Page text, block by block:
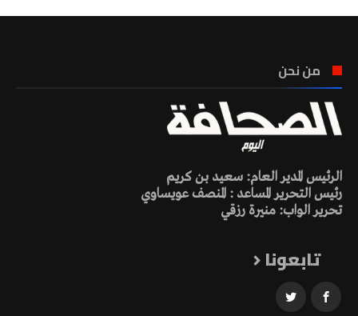
من نحن
الرئيس المدير العام: سعيد بن كريم
رئيس التحرير المساعد : المنصف عويساوي
تحرير الواب: منيرة رزقي
تابعونا